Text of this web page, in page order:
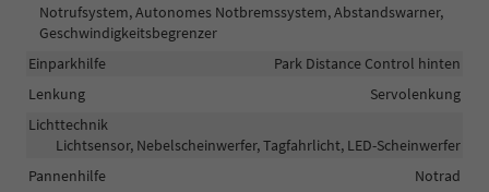
Notrufsystem, Autonomes Notbremssystem, Abstandswarner,
Geschwindigkeitsbegrenzer
Einparkhilfe
Park Distance Control hinten
Lenkung
Servolenkung
Lichttechnik
Lichtsensor, Nebelscheinwerfer, Tagfahrlicht, LED-Scheinwerfer
Pannenhilfe
Notrad